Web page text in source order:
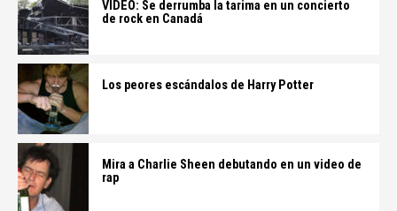
VIDEO: Se derrumba la tarima en un concierto
de rock en Canadá
Los peores escándalos de Harry Potter
Mira a Charlie Sheen debutando en un video de
rap